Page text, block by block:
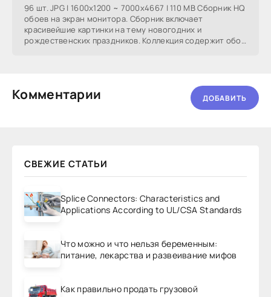
96 шт. JPG | 1600x1200 ~ 7000x4667 | 110 MB Сборник HQ
обоев на экран монитора. Сборник включает
красивейшие картинки на тему новогодних и
рождественских праздников. Коллекция содержит обои
Комментарии ДОБАВИТЬ
СВЕЖИЕ СТАТЬИ
Splice Connectors: Characteristics and
Applications According to UL/CSA Standards
Что можно и что нельзя беременным:
питание, лекарства и развеивание мифов
Как правильно продать грузовой